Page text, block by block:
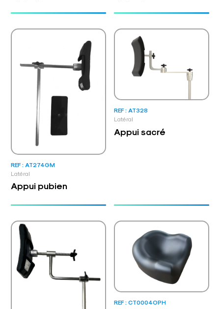
Latéral
REF : AT274GM
Appui pubien
Latéral
REF : AT328
Appui sacré
REF : CT0004OPH